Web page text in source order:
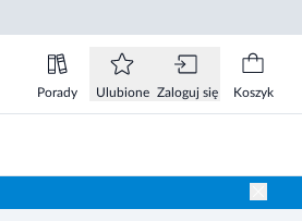
Porady Ulubione Zaloguj się Koszyk